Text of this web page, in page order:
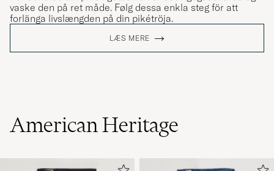
vaske den på ret måde. Følg dessa enkla steg för att
forlänga livslængden på din pikétröja.
LÆS MERE
American Heritage